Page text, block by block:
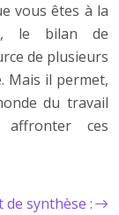
vous êtes à la
le bilan de
de plusieurs
Mais il permet,
du travail
affronter ces
de synthèse :